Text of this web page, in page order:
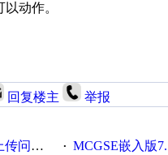
动作。
回复楼主 举报
神指点 · MCGSE嵌入版